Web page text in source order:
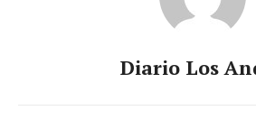
Diario Los